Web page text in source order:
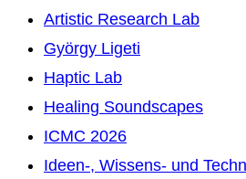
Artistic Research Lab
György Ligeti
Haptic Lab
Healing Soundscapes
ICMC 2026
Ideen-, Wissens- und